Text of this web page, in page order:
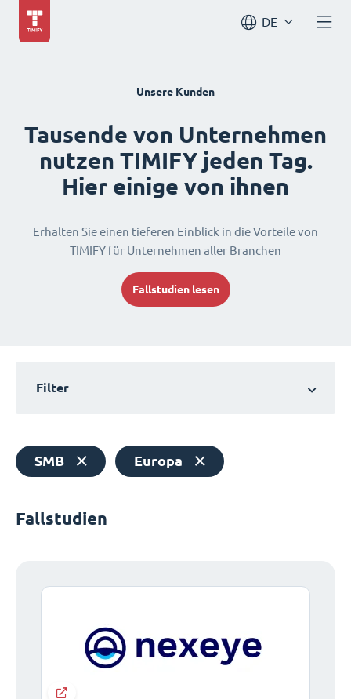
DE
Unsere Kunden
Tausende von Unternehmen
nutzen TIMIFY jeden Tag.
Hier einige von ihnen
Erhalten Sie einen tieferen Einblick in die Vorteile von
TIMIFY für Unternehmen aller Branchen
Fallstudien lesen
Filter
SMB Europa
Fallstudien